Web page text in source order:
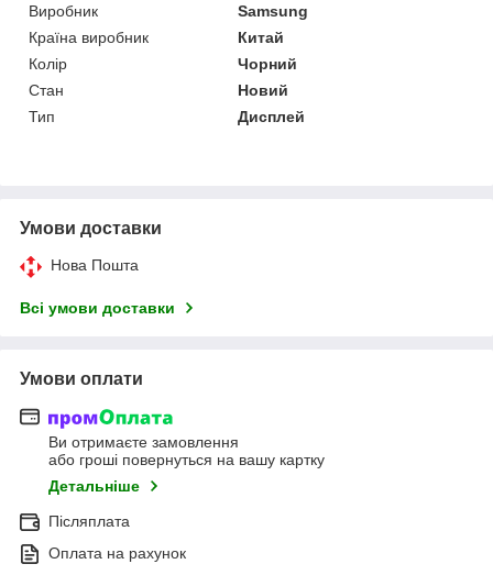
Виробник
Samsung
Країна виробник
Китай
Колір
Чорний
Стан
Новий
Тип
Дисплей
Умови доставки
Нова Пошта
Всі умови доставки
Умови оплати
Ви отримаєте замовлення
або гроші повернуться на вашу картку
Детальніше
Післяплата
Оплата на рахунок